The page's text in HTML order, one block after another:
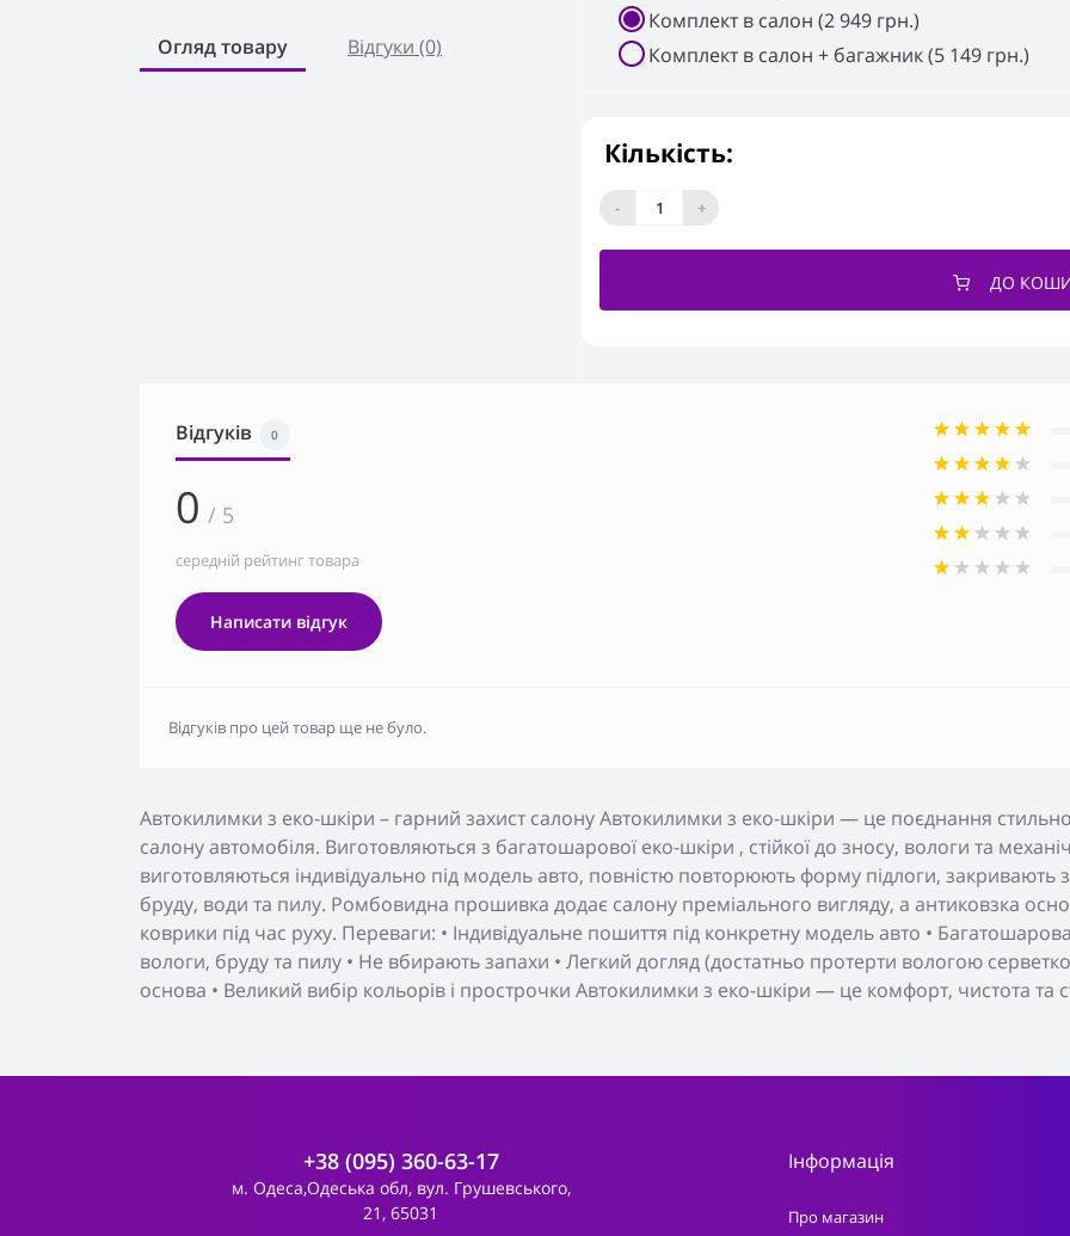
Огляд товару Відгуки (0)
Комплект в салон (2 949 грн.)
Комплект в салон + багажник (5 149 грн.)
Кількість:
- +
ДО
Автокилимки з еко-шкіри – гарний захист салону Автокилимки з еко-шкіри — це поєднання
салону автомобіля. Виготовляються з багатошарової еко-шкіри , стійкої до зносу, вологи та
виготовляються індивідуально під модель авто, повністю повторюють форму підлоги, закривають
бруду, води та пилу. Ромбовидна прошивка додає салону преміального вигляду, а антиковзка
коврики під час руху. Переваги: • Індивідуальне пошиття під конкретну модель авто •
вологи, бруду та пилу • Не вбирають запахи • Легкий догляд (достатньо протерти вологою
основа • Великий вибір кольорів і прострочки Автокилимки з еко-шкіри — це комфорт, чистота та
Відгуків 0
0 / 5
середній рейтинг товара
Написати відгук
Відгуків про цей товар ще не було.
+38 (095) 360-63-17
м. Одеса,Одеська обл, вул. Грушевського,
21, 65031
Інформація
Про магазин